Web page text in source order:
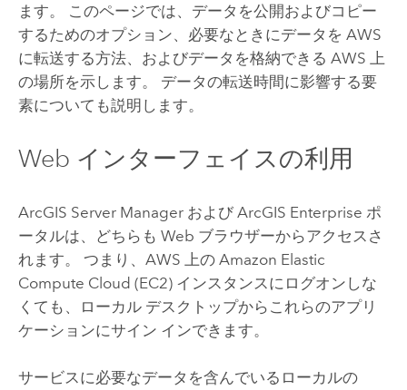
ます。 このページでは、データを公開およびコピー
するためのオプション、必要なときにデータを AWS
に転送する方法、およびデータを格納できる AWS 上
の場所を示します。 データの転送時間に影響する要
素についても説明します。
Web インターフェイスの利用
ArcGIS Server Managerおよび ArcGIS Enterprise ポ
ータルは、どちらも Web ブラウザーからアクセスさ
れます。 つまり、 AWS 上の Amazon Elastic
Compute Cloud (EC2)インスタンスにログオンしな
くても、ローカル デスクトップからこれらのアプリ
ケーションにサイン インできます。
サービスに必要なデータを含んでいるローカルの